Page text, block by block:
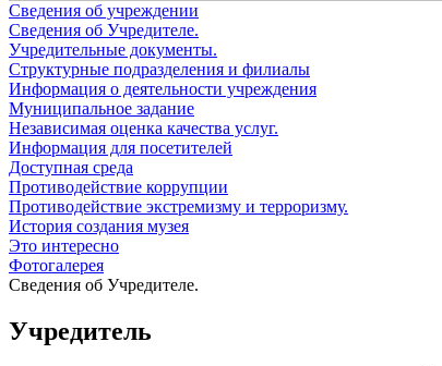
Сведения об учреждении
Сведения об Учредителе.
Учредительные документы.
Структурные подразделения и филиалы
Информация о деятельности учреждения
Муниципальное задание
Независимая оценка качества услуг.
Информация для посетителей
Доступная среда
Противодействие коррупции
Противодействие экстремизму и терроризму.
История создания музея
Это интересно
Фотогалерея
Сведения об Учредителе.
Учредитель